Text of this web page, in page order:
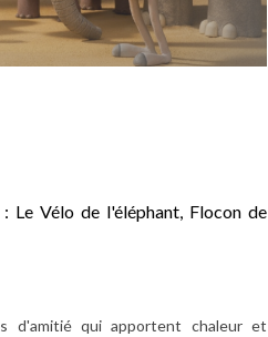
Le Vélo de l'éléphant, Flocon de
d'amitié qui apportent chaleur et